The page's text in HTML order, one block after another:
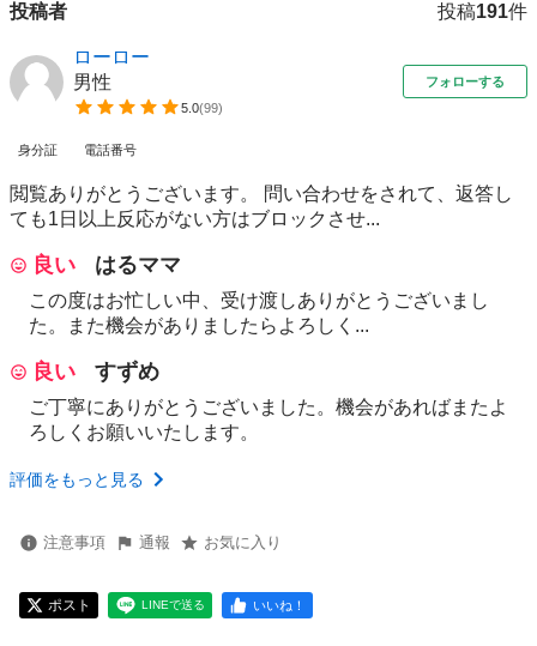
投稿者 投稿191件
ローロー
男性
5.0(99)
フォローする
身分証 電話番号
閲覧ありがとうございます。 問い合わせをされて、返答し
ても1日以上反応がない方はブロックさせ...
良い はるママ
この度はお忙しい中、受け渡しありがとうございまし
た。また機会がありましたらよろしく...
良い すずめ
ご丁寧にありがとうございました。機会があればまたよ
ろしくお願いいたします。
評価をもっと見る
注意事項 通報 お気に入り
ポスト LINEで送る いいね！